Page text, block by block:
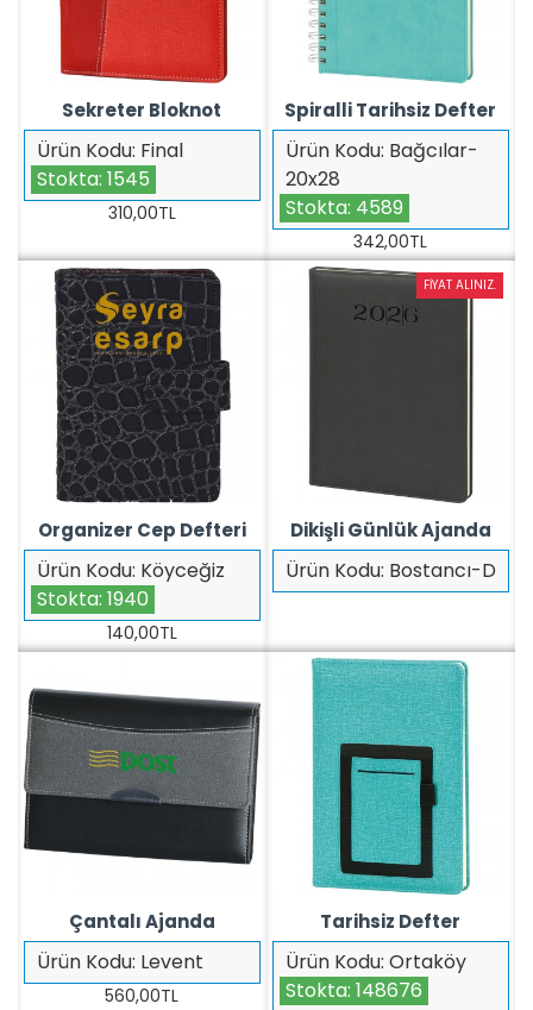
Ürün Kodu: Final
Stokta: 1545
Sekreter Bloknot
310,00TL
Ürün Kodu: Bağcılar-
20x28
Stokta: 4589
Spiralli Tarihsiz Defter
342,00TL
Ürün Kodu: Köyceğiz
Stokta: 1940
Organizer Cep Defteri
140,00TL
FIYAT ALINIZ.
Ürün Kodu: Bostancı-D
Dikişli Günlük Ajanda
Ürün Kodu: Levent
Çantalı Ajanda
560,00TL
Ürün Kodu: Ortaköy
Stokta: 148676
Tarihsiz Defter